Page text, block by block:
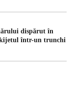
dispărut în
într-un trunchi